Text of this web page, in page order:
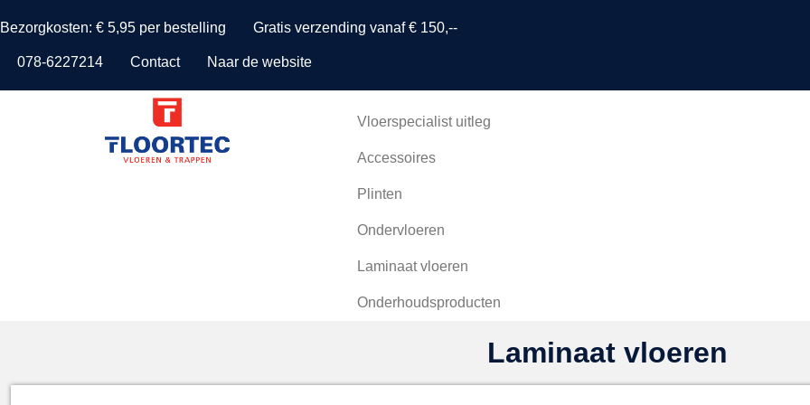
Bezorgkosten: € 5,95 per bestelling Gratis verzending vanaf € 150,--
078-6227214 Contact Naar de website
Vloerspecialist uitleg
Accessoires
Plinten
Ondervloeren
Laminaat vloeren
Onderhoudsproducten
Laminaat vloeren